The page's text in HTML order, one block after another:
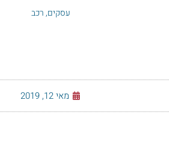
עסקים,רכב
מאי 12, 2019